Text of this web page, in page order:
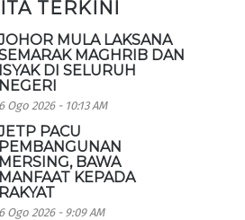
TERKINI
MULA LAKSANA
MAGHRIB DAN
ISYAK DI SELURUH
NEGERI
6 Ogo 2026 - 10:13 AM
PACU
PEMBANGUNAN
MERSING, BAWA
MANFAAT KEPADA
RAKYAT
6 Ogo 2026 - 9:09 AM